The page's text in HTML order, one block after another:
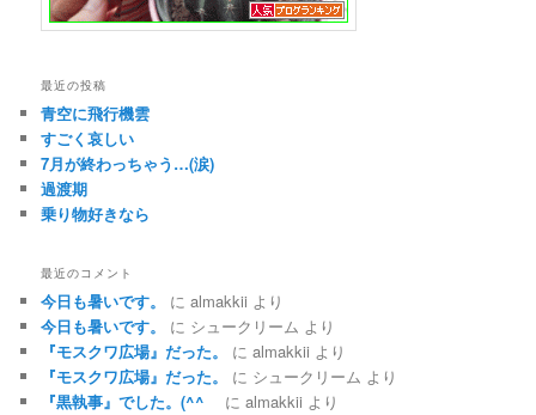
最近の投稿
青空に飛行機雲
すごく哀しい
7月が終わっちゃう…(涙)
過渡期
乗り物好きなら
最近のコメント
今日も暑いです。 にalmakkii より
今日も暑いです。
に シュークリーム より
『モスクワ広場』だった。
にalmakkii より
『モスクワ広場』だった。
に シュークリーム より
『黒執事』でした。(^^ゞ
にalmakkii より